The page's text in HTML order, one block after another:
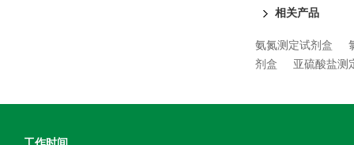
相关产品
氨氮测定试剂盒
剂盒
亚硫酸盐测